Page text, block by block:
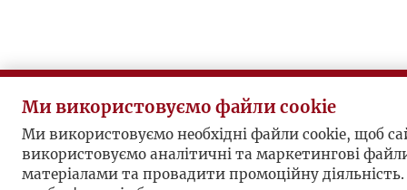
Ми використовуємо файли cookie
Ми використовуємо необхідні файли cookie,
використовуємо аналітичні та маркетингові
матеріалами та провадити промоційну